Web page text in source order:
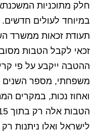
חלק מתוכניות
במיוחד לעולים חדשים.
תעודת זכאות ממשרד
זכאי לקבל הטבות
ההטבה ייקבע על פי
משפחתי, מספר השנים
ואחוז נכות, במקרים
לישראל ואלו ניתנות